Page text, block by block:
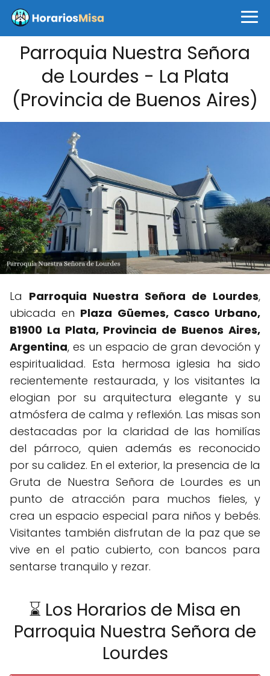
Parroquia Nuestra Señora
de Lourdes - La Plata
(Provincia de Buenos Aires)
La Parroquia Nuestra Señora de Lourdes,
ubicada en Plaza Güemes, Casco Urbano,
B1900 La Plata, Provincia de Buenos Aires,
Argentina, es un espacio de gran devoción y
espiritualidad. Esta hermosa iglesia ha sido
recientemente restaurada, y los visitantes la
elogian por su arquitectura elegante y su
atmósfera de calma y reflexión. Las misas son
destacadas por la claridad de las homilías
del párroco, quien además es reconocido
por su calidez. En el exterior, la presencia de la
Gruta de Nuestra Señora de Lourdes es un
punto de atracción para muchos fieles, y
crea un espacio especial para niños y bebés.
Visitantes también disfrutan de la paz que se
vive en el patio cubierto, con bancos para
sentarse tranquilo y rezar.
⌛ Los Horarios de Misa en
Parroquia Nuestra Señora de
Lourdes